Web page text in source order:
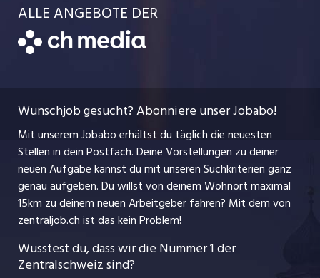
Kanton Schwyz
Festanstellungen
Freelance Jobs
Praktika
Lehrstellen
Ferienjobs
Führungspositionen
Bewerber-Cockpit
Job-Coach
Bewerbung
Jobs bei der CH Media
Nutzungsbedingungen
Impressum
CH Media
jobbasel.ch
jobbern.ch
jobmittelland.ch
schaffu.ch (VS)
ALLE ANGEBOTE DER
Wunschjob gesucht? Abonniere unser Jobabo!
Mit unserem Jobabo erhältst du täglich die neuesten
Stellen in dein Postfach. Deine Vorstellungen zu deiner
neuen Aufgabe kannst du mit unseren Suchkriterien ganz
genau aufgeben. Du willst von deinem Wohnort maximal
15km zu deinem neuen Arbeitgeber fahren? Mit demvon
zentraljob.ch ist das kein Problem!
Wusstest du, dass wir die Nummer 1 der
Zentralschweiz sind?